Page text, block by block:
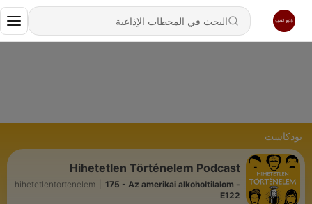
بودكاست
Hihetetlen Történelem Podcast
hihetetlentortenelem
175 - Az amerikai alkoholtilalom -
E122